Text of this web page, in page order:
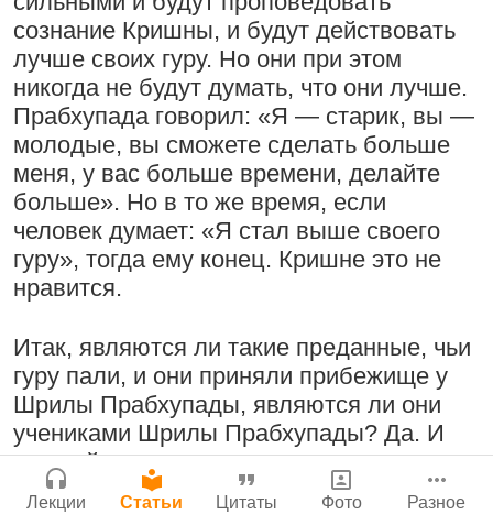
Бог, наука и атеизм, часть 2: Хвала
слушателям!
9:25 | 17 июля 2024|
Атланта, Джорджия, США
Поклоняться Бхактивиноду Тхакуру,
исполняя его бхаджаны
Радхарани — глава департамента
служений
1:05:35 7 сентября 2008|
сознание Кришны, и будут действовать
лучше своих гуру. Но они при этом
никогда не будут думать, что они лучше.
Прабхупада говорил: «Я — старик, вы —
молодые, вы сможете сделать больше
меня, у вас больше времени, делайте
больше». Но в то же время, если
человек думает: «Я стал выше своего
гуру», тогда ему конец. Кришне это не
нравится.
Итак, являются ли такие преданные, чьи
гуру пали, и они приняли прибежище у
Шрилы Прабхупады, являются ли они
учениками Шрилы Прабхупады? Да. И
каждый, кто получил посвящение от
ученика Прабхупады — они тоже ученики
Прабхупады. Мы все ученики всех
4 августа 2026
Молитвы Санатаны Госвами к Господу
Чайтанье
29 июля 2026
Нектар имени Кришны
24 июля 2026
Джанмаштами в Тбилиси 2025
Контакты
Сайт
Войти |Регистрация|История версий
Инструкция
Лекции Статьи Цитаты Фото Разное